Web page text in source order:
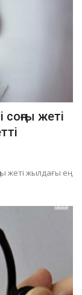
соңғы жеті
жеті жылдағы ең